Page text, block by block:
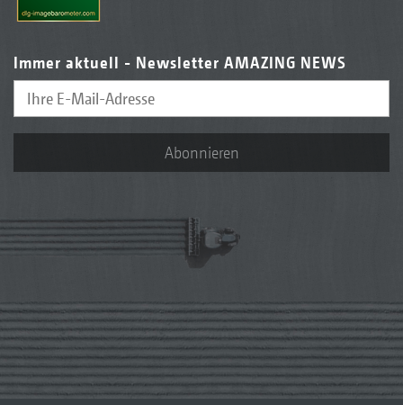
Immer aktuell - Newsletter AMAZING NEWS
Abonnieren